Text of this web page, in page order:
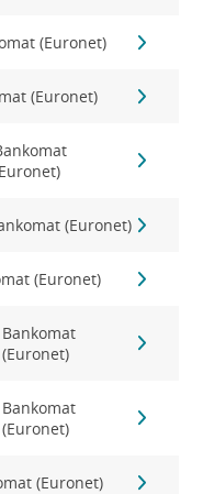
(Euronet)
(Euronet)
(Euronet)
(Euronet)
Bankomat
(Euronet)
Bankomat
(Euronet)
(Euronet)